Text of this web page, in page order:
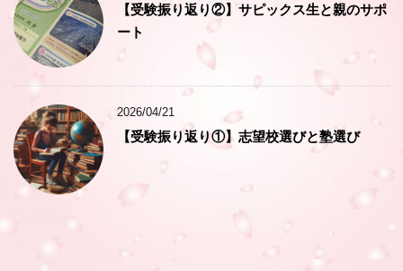
【受験振り返り②】サピックス生と親のサポ
ート
2026/04/21
【受験振り返り①】志望校選びと塾選び